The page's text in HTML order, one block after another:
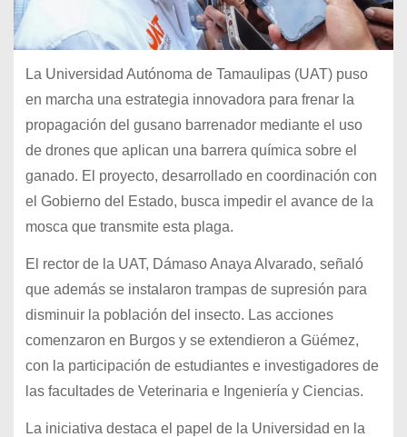
La Universidad Autónoma de Tamaulipas (UAT) puso
en marcha una estrategia innovadora para frenar la
propagación del gusano barrenador mediante el uso
de drones que aplican una barrera química sobre el
ganado. El proyecto, desarrollado en coordinación con
el Gobierno del Estado, busca impedir el avance de la
mosca que transmite esta plaga.
El rector de la UAT, Dámaso Anaya Alvarado, señaló
que además se instalaron trampas de supresión para
disminuir la población del insecto. Las acciones
comenzaron en Burgos y se extendieron a Güémez,
con la participación de estudiantes e investigadores de
las facultades de Veterinaria e Ingeniería y Ciencias.
La iniciativa destaca el papel de la Universidad en la